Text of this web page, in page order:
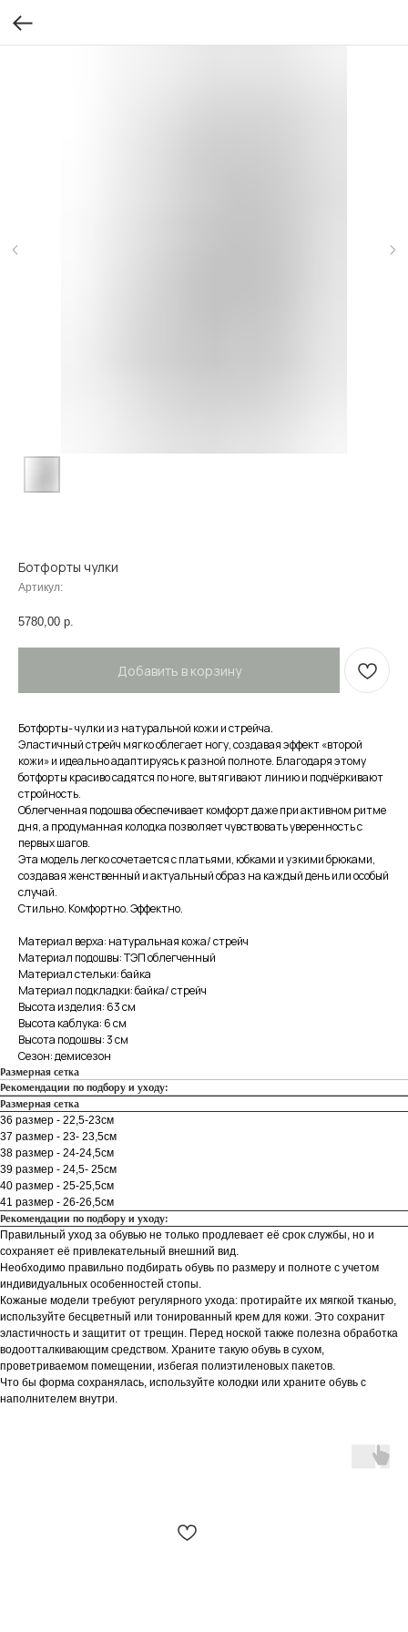
Ботфорты чулки
Артикул:
5780,00 р.
Добавить в корзину
Ботфорты- чулки из натуральной кожи и стрейча.
Эластичный стрейч мягко облегает ногу, создавая эффект «второй
кожи» и идеально адаптируясь к разной полноте. Благодаря этому
ботфорты красиво садятся по ноге, вытягивают линию и подчёркивают
стройность.
Облегченная подошва обеспечивает комфорт даже при активном ритме
дня, а продуманная колодка позволяет чувствовать уверенность с
первых шагов.
Эта модель легко сочетается с платьями, юбками и узкими брюками,
создавая женственный и актуальный образ на каждый день или особый
случай.
Стильно. Комфортно. Эффектно.
Материал верха: натуральная кожа/ стрейч
Материал подошвы: ТЭП облегченный
Материал стельки: байка
Материал подкладки: байка/ стрейч
Высота изделия: 63 см
Высота каблука: 6 см
Высота подошвы: 3 см
Сезон: демисезон
Размерная сетка
Рекомендации по подбору и уходу:
Размерная сетка
36 размер - 22,5-23см
37 размер - 23- 23,5см
38 размер - 24-24,5см
39 размер - 24,5- 25см
40 размер - 25-25,5см
41 размер - 26-26,5см
Рекомендации по подбору и уходу:
Правильный уход за обувью не только продлевает её срок службы, но и
сохраняет её привлекательный внешний вид.
Необходимо правильно подбирать обувь по размеру и полноте с учетом
индивидуальных особенностей стопы.
Кожаные модели требуют регулярного ухода: протирайте их мягкой тканью,
используйте бесцветный или тонированный крем для кожи. Это сохранит
эластичность и защитит от трещин. Перед ноской также полезна обработка
водоотталкивающим средством. Храните такую обувь в сухом,
проветриваемом помещении, избегая полиэтиленовых пакетов.
Что бы форма сохранялась, используйте колодки или храните обувь с
наполнителем внутри.